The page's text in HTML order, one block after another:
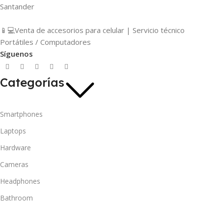
Santander
📱💻Venta de accesorios para celular | Servicio técnico
Portátiles / Computadores
Síguenos
Categorías
Smartphones
Laptops
Hardware
Cameras
Headphones
Bathroom